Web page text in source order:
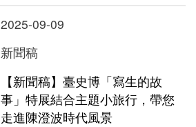
2025-09-09
新聞稿
【新聞稿】臺史博「寫生的故
事」特展結合主題小旅行，帶您
走進陳澄波時代風景